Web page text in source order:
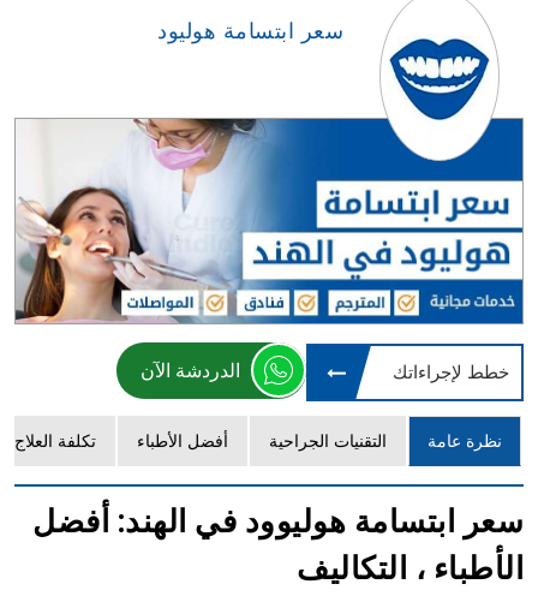
سعر ابتسامة هوليود
خطط لإجراءاتك الدردشة الآن
نظرة عامة التقنيات الجراحية أفضل الأطباء تكلفة العلاج
سعر ابتسامة هوليوود في الهند: أفضل
الأطباء ، التكاليف